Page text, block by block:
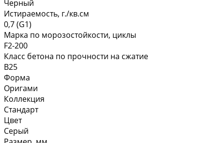
Черный
Истираемость, г./кв.см
0,7 (G1)
Марка по морозостойкости, циклы
F2-200
Класс бетона по прочности на сжатие
B25
Форма
Оригами
Коллекция
Стандарт
Цвет
Серый